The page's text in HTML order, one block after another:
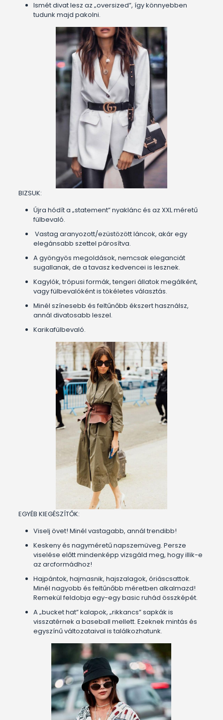
Ismét divat lesz az „oversized”, így könnyebben
tudunk majd pakolni.
BIZSUK:
Újra hódít a „statement” nyaklánc és az XXL méretű
fülbevaló.
Vastag aranyozott/ezüstözött láncok, akár egy
elegánsabb szettel párosítva.
A gyöngyös megoldások, nemcsak eleganciát
sugallanak, de a tavasz kedvencei is lesznek.
Kagylók, trópusi formák, tengeri állatok megálként,
vagy fülbevalóként is tökéletes választás.
Minél színesebb és feltűnőbb ékszert használsz,
annál divatosabb leszel.
Karikafülbevaló.
EGYÉB KIEGÉSZÍTŐK:
Viselj övet! Minél vastagabb, annál trendibb!
Keskeny és nagyméretű napszemüveg. Persze
viselése előtt mindenképp vizsgáld meg, hogy illik-e
az arcformádhoz!
Hajpántok, hajmasnik, hajszalagok, óriáscsattok.
Minél nagyobb és feltűnőbb méretben alkalmazd!
Remekül feldobja egy-egy basic ruhád összképét.
A „bucket hat” kalapok, „rikkancs” sapkák is
visszatérnek a baseball mellett. Ezeknek mintás és
egyszínű változataival is találkozhatunk.